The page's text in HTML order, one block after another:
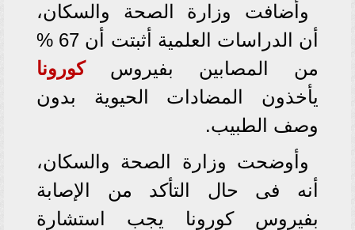
وأضافت وزارة الصحة والسكان،
أن الدراسات العلمية أثبتت أن 67 %
من المصابين بفيروسكورونا
يأخذون المضادات الحيوية بدون
وصف الطبيب.
وأوضحت وزارة الصحة والسكان،
أنه فى حال التأكد من الإصابة
بفيروس كورونا يجب استشارة